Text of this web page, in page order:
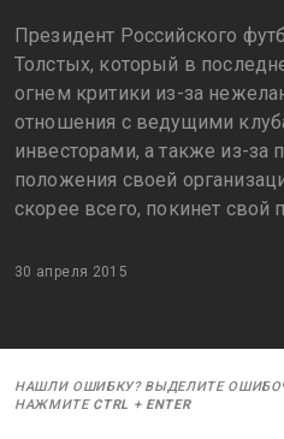
Президент Российского
Толстых, который в
огнем критики из-за
отношения с ведущими
инвесторами, а также из-за
положения своей
скорее всего, покинет свой
30 апреля 2015
НАШЛИ ОШИБКУ? ВЫДЕЛИТЕ
НАЖМИТЕ CTRL + ENTER